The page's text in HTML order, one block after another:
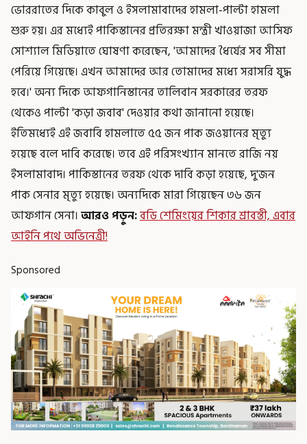
ভোররাতের দিকে কাবুল ও ইসলামাবাদের হামলা-পাল্টা হামলা
শুরু হয়। এর মধ্যেই পাকিস্তানের প্রতিরক্ষা মন্ত্রী খাওয়াজা আসিফ
সোশ্যাল মিডিয়াতে ঘোষণা করেছেন, 'আমাদের ধৈর্যের সব সীমা
পেরিয়ে গিয়েছে। এখন আমাদের আর তোমাদের মধ্যে সরাসরি যুদ্ধ
হবে।' অন্য দিকে আফগানিস্তানের তালিবান সরকারের তরফ
থেকেও পাল্টা 'কড়া জবাব' দেওয়ার কথা জানানো হয়েছে।
ইতিমধ্যেই এই জবাবি হামলাতে ৫৫ জন পাক জওয়ানের মৃত্যু
হয়েছে বলে দাবি করেছে। তবে এই পরিসংখ্যান মানতে রাজি নয়
ইসলামাবাদ। পাকিস্তানের তরফ থেকে দাবি কড়া হয়েছে, দু'জন
পাক সেনার মৃত্যু হয়েছে। অন্যদিকে মারা গিয়েছেন ৩৬ জন
আফগান সেনা।আরও পড়ুন:বডি শেমিংয়ের শিকার শ্রাবন্তী, এবার
আইনি পথে অভিনেত্রী!
Sponsored